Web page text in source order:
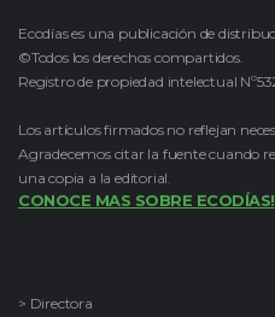
Ecodías es una publicación de
©Todos los derechos compartidos.
Registro de propiedad intelectual
Los artículos firmados no reflejan
Agradecemos citar la fuente cuando
una copia a la editorial.
CONOCE MAS SOBRE ECODÍAS!
> Directora